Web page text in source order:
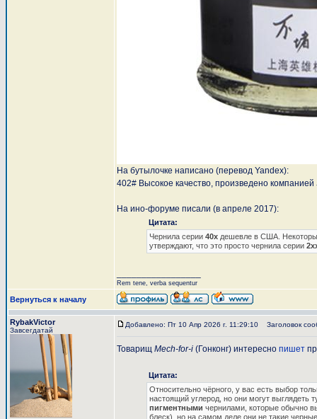
На бутылочке написано (перевод Yandex):
402# Высокое качество, произведено компанией
На ино-форуме писали (в апреле 2017):
Цитата:
Чернила серии 40хдешевле в США.
утверждают, что это просто чернила серии
Rem tene, verba sequentur
Вернуться к началу
RybakVictor
Завсегдатай
Добавлено: Пт 10 Апр 2026 г. 11:29:10 Заголовок
Товарищ Mech-for-i (Гонконг) интересно пишет
Цитата:
Относительно чёрного, у вас есть выбор
настоящий углерод, но они могут выглядеть
пигментными чернилами, которые обычно
блеск), но на самом деле они не такие